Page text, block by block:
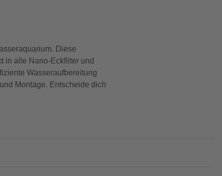
Diese
in alle Nano-Eckfilter und
Wasseraufbereitung
Montage. Entscheide dich